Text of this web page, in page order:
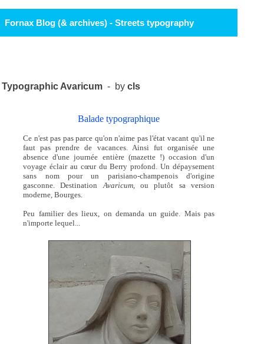
Fornax Blog (& archives) - Streets typography
Typographic Avaricum - bycls
Balade typographique
Ce n'est pas pas parce qu'on n'aime pas l'état vacant qu'il ne
faut pas prendre de vacances. Ainsi fut organisée une
absence d'une journée entière (mazette !) occasion d'un
voyage éclair au cœur du Berry profond. Un dépaysement
sans nom pour un parisiano-champenois d'origine
gasconne. DestinationAvaricum,ou plutôt sa version
moderne, Bourges.
Peu familier des lieux, on demanda un guide. Mais pas
n'importe lequel...